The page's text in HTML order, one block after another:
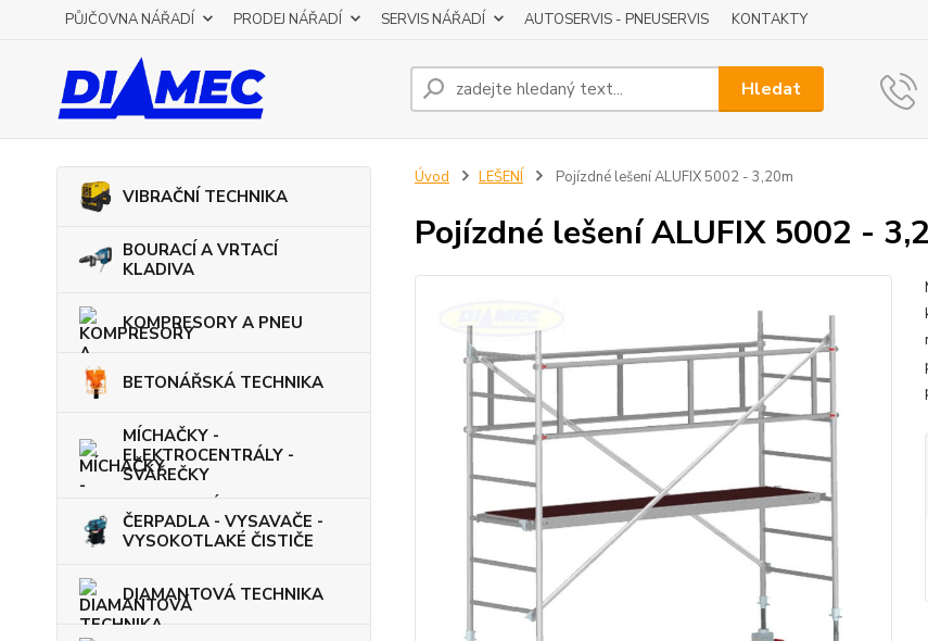
PŮJČOVNA NÁŘADÍ PRODEJ NÁŘADÍ SERVIS NÁŘADÍ AUTOSERVIS - PNEUSERVIS KONTAKTY
Hledat
VIBRAČNÍ TECHNIKA
BOURACÍ A VRTACÍ
KLADIVA
KOMPRESORY A PNEU
BETONÁŘSKÁ TECHNIKA
MÍCHAČKY -
ELEKTROCENTRÁLY -
SVÁŘEČKY
ČERPADLA - VYSAVAČE -
VYSOKOTLAKÉ ČISTIČE
DIAMANTOVÁ TECHNIKA
Úvod LEŠENÍ Pojízdné lešení ALUFIX 5002 - 3,20m
Pojízdné lešení ALUFIX 5002 -